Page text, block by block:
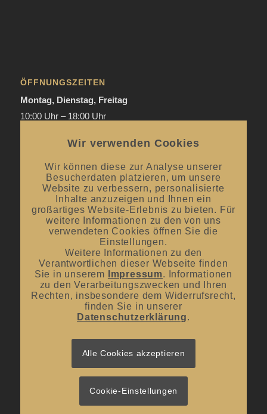
ÖFFNUNGSZEITEN
Montag, Dienstag, Freitag
10:00 Uhr – 18:00 Uhr
Mai bis September:12:00 Uhr – 20:00 Uhr / ab 18.00 Uhr
offene Verkostungen
Oktober bis April:12.00 Uhr – 18.00 Uhr
Mittwoch und Samstag
von 10:00 Uhr – 14:00 Uhr
UNSER BLOG
#donnerstagsprickelts – Lust auf eine Geschmacksexplosion?
#donnerstagsprickelts – Start ins Frühjahr
20. April 2026 - 14:36
Wir verwenden Cookies
Wir können diese zur Analyse unserer
Besucherdaten platzieren, um unsere
Website zu verbessern, personalisierte
Inhalte anzuzeigen und Ihnen ein
großartiges Website-Erlebnis zu bieten. Für
weitere Informationen zu den von uns
verwendeten Cookies öffnen Sie die
Einstellungen.
Weitere Informationen zu den
Verantwortlichen dieser Webseite finden
Sie in unserem
Impressum. Informationen
zu den Verarbeitungszwecken und Ihren
Rechten, insbesondere dem Widerrufsrecht,
finden Sie in unserer
Datenschutzerklärung.
Alle Cookies akzeptieren
Cookie-Einstellungen